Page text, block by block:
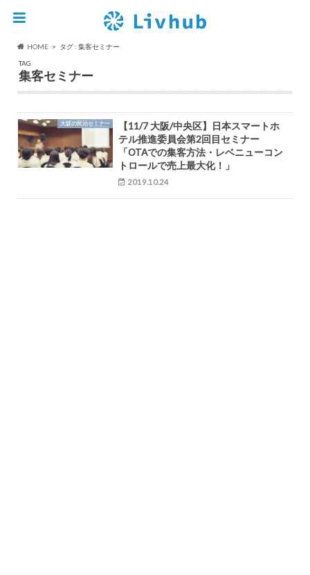
HOME
タグ : 集客セミナー
TAG
集客セミナー
大阪の民泊セミナー
【11/7 大阪/中央区】日本スマートホ
テル推進委員会第2回目セミナー
「OTAでの集客方法・レベニューコン
トロールで売上最大化！」
2019.10.24